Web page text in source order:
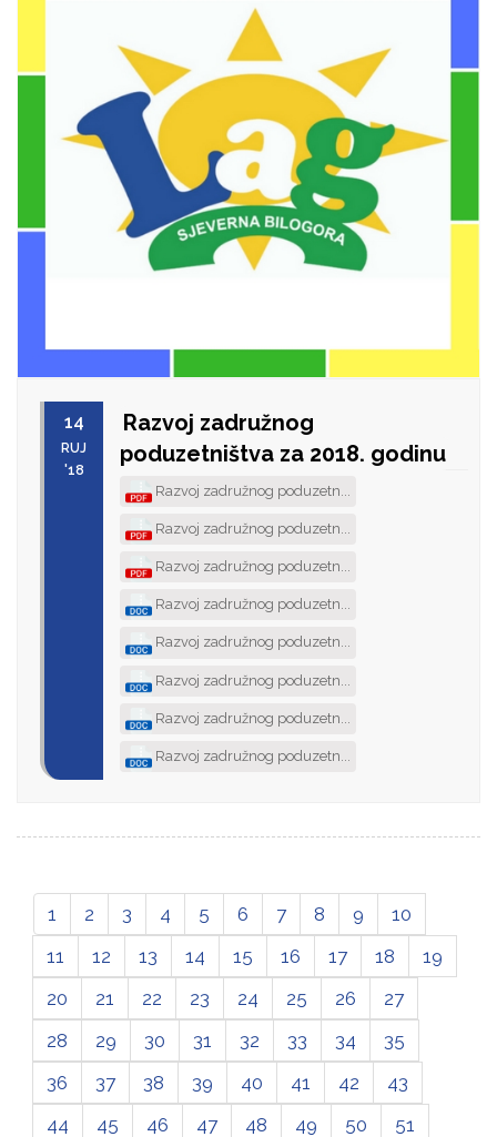
14
RUJ
'18
Razvoj zadružnog
poduzetništva za 2018. godinu
Razvoj zadružnog poduzetn...
Razvoj zadružnog poduzetn...
Razvoj zadružnog poduzetn...
Razvoj zadružnog poduzetn...
Razvoj zadružnog poduzetn...
Razvoj zadružnog poduzetn...
Razvoj zadružnog poduzetn...
Razvoj zadružnog poduzetn...
1 2 3 4 5 6 7 8 9
10
11
12 13 14 15 16 17 18
19
20
21 22 23 24 25 26
27
28
29 30 31 32 33 34
35
36
37 38 39 40 41 42
43
44
45 46 47 48 49 50
51